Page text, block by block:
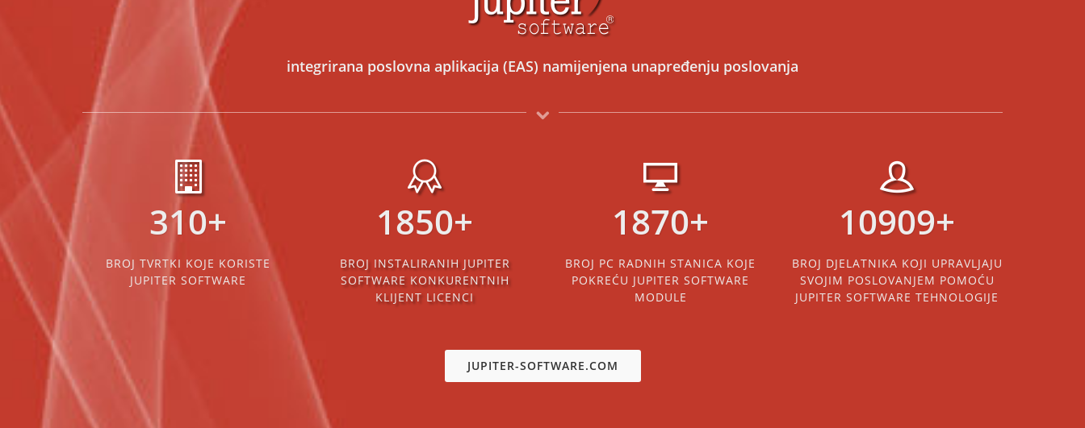
integrirana poslovna aplikacija (EAS) namijenjena unapređenju poslovanja
310+
BROJ TVRTKI KOJE KORISTE
JUPITER SOFTWARE
2200+
BROJ INSTALIRANIH JUPITER
SOFTWARE KONKURENTNIH
KLIJENT LICENCI
2710+
BROJ PC RADNIH STANICA KOJE
POKREĆU JUPITER SOFTWARE
MODULE
16038+
BROJ DJELATNIKA KOJI UPRAVLJAJU
SVOJIM POSLOVANJEM POMOĆU
JUPITER SOFTWARE TEHNOLOGIJE
JUPITER-SOFTWARE.COM